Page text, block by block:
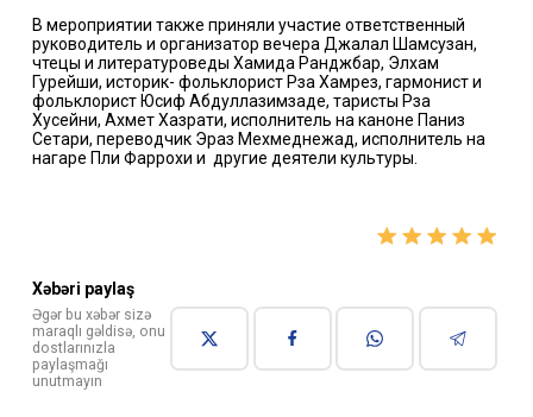
В мероприятии также приняли участие ответственный
руководитель и организатор вечера Джалал Шамсузан,
чтецы и литературоведы Хамида Ранджбар, Элхам
Гурейши, историк- фольклорист Рза Хамрез, гармонист и
фольклорист Юсиф Абдуллазимзаде, таристы Рза
Хусейни, Ахмет Хазрати, исполнитель на каноне Паниз
Сетари, переводчик Эраз Мехмеднежад, исполнитель на
нагаре Пли Фаррохи и другие деятели культуры.
Xəbəri paylaş
Əgər bu xəbər sizə
maraqlı gəldisə, onu
dostlarınızla
paylaşmağı
unutmayın